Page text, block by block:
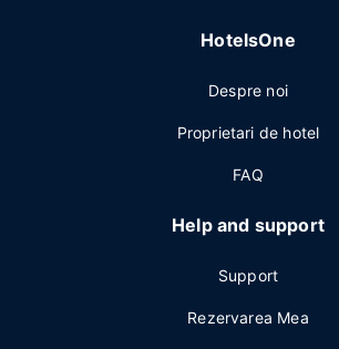
HotelsOne
Despre noi
Proprietari de hotel
FAQ
Help and support
Support
Rezervarea Mea